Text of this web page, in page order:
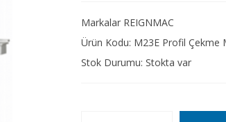
Markalar REIGNMAC
Ürün Kodu: M23E Profil Çekme
Stok Durumu: Stokta var